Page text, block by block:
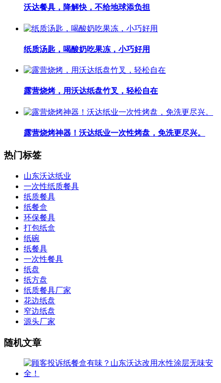
沃达餐具，降解快，不给地球添负担
纸质汤匙，喝酸奶吃果冻，小巧好用
露营烧烤，用沃达纸盘竹叉，轻松自在
露营烧烤神器！沃达纸业一次性烤盘，免洗更尽兴。
热门标签
山东沃达纸业
一次性纸质餐具
纸质餐具
纸餐盒
环保餐具
打包纸盒
纸碗
纸餐具
一次性餐具
纸盘
纸方盘
纸质餐具厂家
花边纸盘
窄边纸盘
源头厂家
随机文章